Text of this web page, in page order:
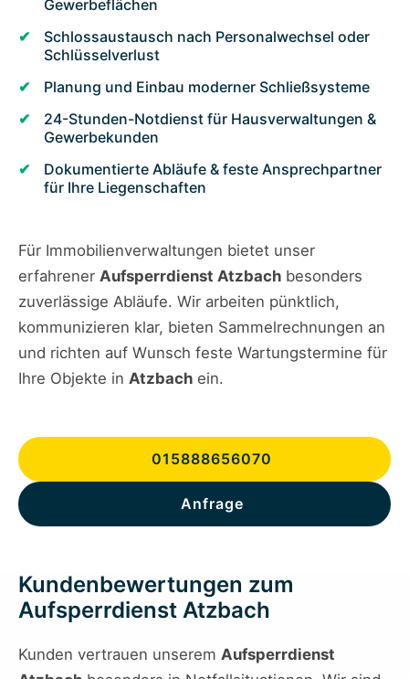
Gewerbeflächen
Schlossaustausch nach Personalwechsel oder
Schlüsselverlust
Planung und Einbau moderner Schließsysteme
24-Stunden-Notdienst für Hausverwaltungen &
Gewerbekunden
Dokumentierte Abläufe & feste Ansprechpartner
für Ihre Liegenschaften
Für Immobilienverwaltungen bietet unser
erfahrener Aufsperrdienst Atzbach besonders
zuverlässige Abläufe. Wir arbeiten pünktlich,
kommunizieren klar, bieten Sammelrechnungen an
und richten auf Wunsch feste Wartungstermine für
Ihre Objekte in Atzbach ein.
015888656070
Anfrage
Kundenbewertungen zum
Aufsperrdienst Atzbach
Kunden vertrauen unserem Aufsperrdienst